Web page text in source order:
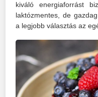
kiváló energiaforrást
laktózmentes, de
a legjobb választás az